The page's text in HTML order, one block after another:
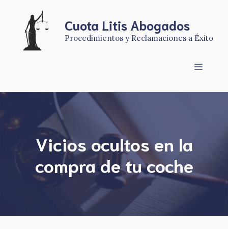
contenido
Cuota Litis Abogados
Procedimientos y Reclamaciones a Éxito
Menú
Vicios ocultos en la
compra de tu coche